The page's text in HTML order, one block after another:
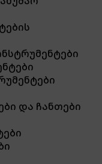
და ჩანთები